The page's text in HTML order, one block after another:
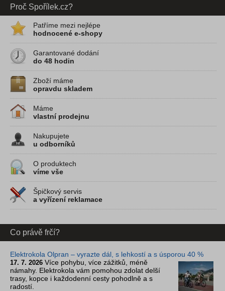
Proč Spořílek.cz?
Patříme mezi nejlépe
hodnocené e-shopy
Garantované dodání
do 48 hodin
Zboží máme
opravdu skladem
Máme
vlastní prodejnu
Nakupujete
u odborníků
O produktech
víme vše
Špičkový servis
a vyřízení reklamace
Co právě frčí?
Elektrokola Olpran – vyrazte dál, s lehkostí a s úsporou 40 %
17. 7. 2026 Více pohybu, více zážitků, méně
námahy. Elektrokola vám pomohou zdolat delší
trasy, kopce i každodenní cesty pohodlně a s
radostí.